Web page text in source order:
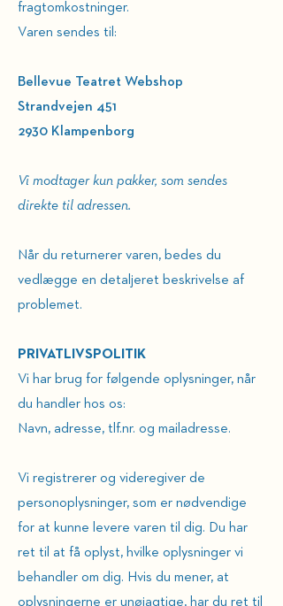
fragtomkostninger.
Varen sendes til:
Bellevue Teatret Webshop
Strandvejen 451
2930 Klampenborg
Vi modtager kun pakker, som sendes
direkte til adressen.
Når du returnerer varen, bedes du
vedlægge en detaljeret beskrivelse af
problemet.
PRIVATLIVSPOLITIK
Vi har brug for følgende oplysninger, når
du handler hos os:
Navn, adresse, tlf.nr. og mailadresse.
Vi registrerer og videregiver de
personoplysninger, som er nødvendige
for at kunne levere varen til dig. Du har
ret til at få oplyst, hvilke oplysninger vi
behandler om dig. Hvis du mener, at
oplysningerne er unøjagtige, har du ret til